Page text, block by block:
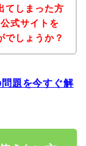
てしまった方
式サイトを
でしょうか？
題を今すぐ解